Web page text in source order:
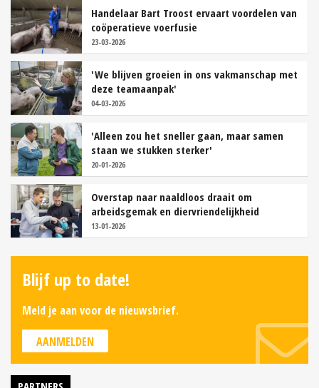
Handelaar Bart Troost ervaart voordelen van
coöperatieve voerfusie
23-03-2026
'We blijven groeien in ons vakmanschap met
deze teamaanpak'
04-03-2026
'Alleen zou het sneller gaan, maar samen
staan we stukken sterker'
20-01-2026
Overstap naar naaldloos draait om
arbeidsgemak en diervriendelijkheid
13-01-2026
Blijf up to date!
Meld je aan voor de nieuwsbrief.
AANMELDEN